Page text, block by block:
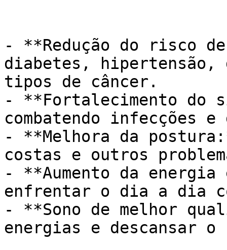
- **Redução do risco
diabetes, hipertensão,
tipos de câncer.
- **Fortalecimento do
combatendo infecções
- **Melhora da
costas e outros
- **Aumento da
enfrentar o dia a dia
- **Sono de melhor
energias e descansar o